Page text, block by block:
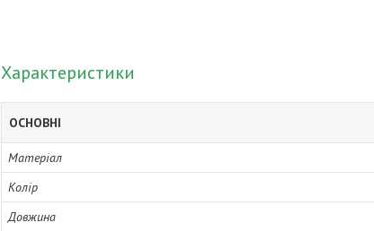
Характеристики
ОСНОВНІ
Матеріал
Колір
Довжина